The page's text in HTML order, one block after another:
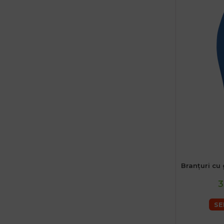
Branțuri cu